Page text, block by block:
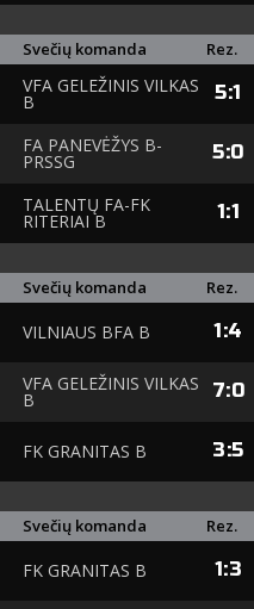
Svečių komanda Rez.
VFA GELEŽINIS VILKAS
B 5:1
FA PANEVĖŽYS B-
PRSSG 5:0
TALENTŲ FA-FK
RITERIAI B 1:1
Svečių komanda Rez.
VILNIAUS BFA B 1:4
VFA GELEŽINIS VILKAS
B 7:0
FK GRANITAS B 3:5
Svečių komanda Rez.
FK GRANITAS B 1:3